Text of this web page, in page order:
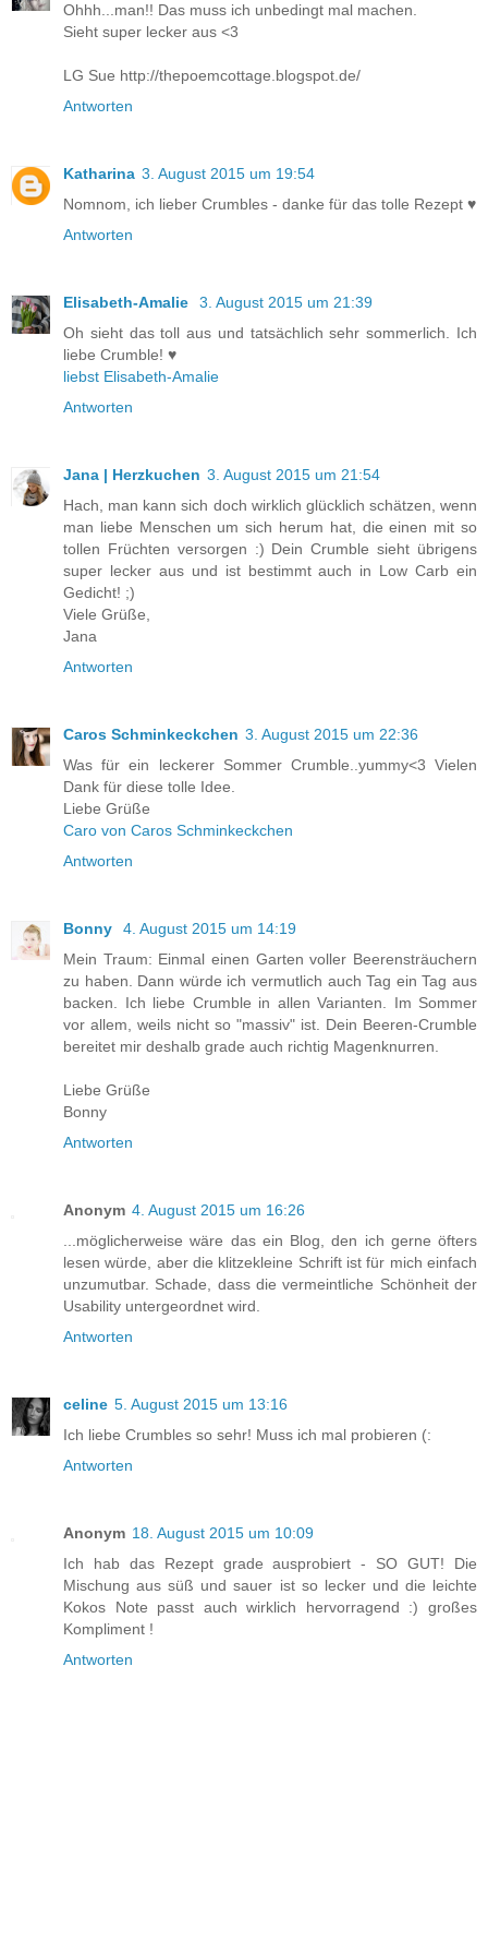
Ohhh...man!! Das muss ich unbedingt mal machen.
Sieht super lecker aus <3
LG Sue http://thepoemcottage.blogspot.de/
Antworten
Katharina 3. August 2015 um 19:54
Nomnom, ich lieber Crumbles - danke für das tolle Rezept ♥
Antworten
Elisabeth-Amalie
3. August 2015 um 21:39
Oh sieht das toll aus und tatsächlich sehr sommerlich. Ich
liebe Crumble! ♥
liebst Elisabeth-Amalie
Antworten
Jana | Herzkuchen 3. August 2015 um 21:54
Hach, man kann sich doch wirklich glücklich schätzen, wenn
man liebe Menschen um sich herum hat, die einen mit so
tollen Früchten versorgen :) Dein Crumble sieht übrigens
super lecker aus und ist bestimmt auch in Low Carb ein
Gedicht! ;)
Viele Grüße,
Jana
Antworten
Caros Schminkeckchen 3. August 2015 um 22:36
Was für ein leckerer Sommer Crumble..yummy<3 Vielen
Dank für diese tolle Idee.
Liebe Grüße
Caro von Caros Schminkeckchen
Antworten
Bonny
4. August 2015 um 14:19
Mein Traum: Einmal einen Garten voller Beerensträuchern
zu haben. Dann würde ich vermutlich auch Tag ein Tag aus
backen. Ich liebe Crumble in allen Varianten. Im Sommer
vor allem, weils nicht so "massiv" ist. Dein Beeren-Crumble
bereitet mir deshalb grade auch richtig Magenknurren.
Liebe Grüße
Bonny
Antworten
Anonym 4. August 2015 um 16:26
...möglicherweise wäre das ein Blog, den ich gerne öfters
lesen würde, aber die klitzekleine Schrift ist für mich einfach
unzumutbar. Schade, dass die vermeintliche Schönheit der
Usability untergeordnet wird.
Antworten
celine 5. August 2015 um 13:16
Ich liebe Crumbles so sehr! Muss ich mal probieren (:
Antworten
Anonym 18. August 2015 um 10:09
Ich hab das Rezept grade ausprobiert - SO GUT! Die
Mischung aus süß und sauer ist so lecker und die leichte
Kokos Note passt auch wirklich hervorragend :) großes
Kompliment !
Antworten